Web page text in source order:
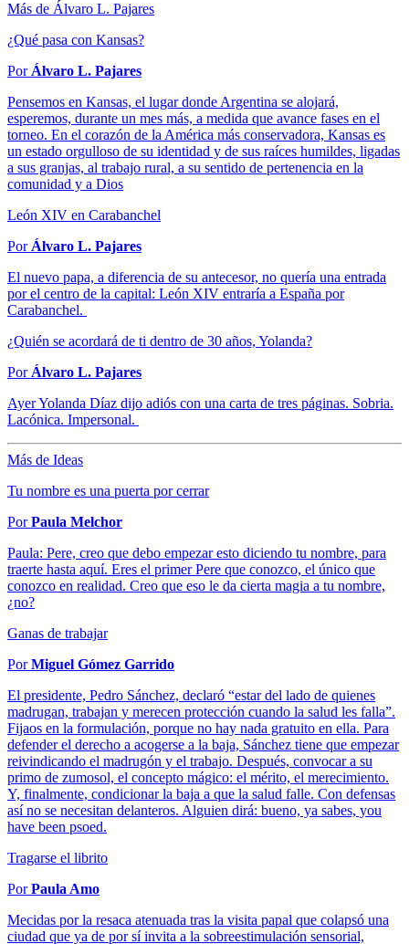
Más de Álvaro L. Pajares
¿Qué pasa con Kansas?
Por Álvaro L. Pajares
Pensemos en Kansas, el lugar donde Argentina se alojará,
esperemos, durante un mes más, a medida que avance fases en el
torneo. En el corazón de la América más conservadora, Kansas es
un estado orgulloso de su identidad y de sus raíces humildes, ligadas
a sus granjas, al trabajo rural, a su sentido de pertenencia en la
comunidad y a Dios
León XIV en Carabanchel
Por Álvaro L. Pajares
El nuevo papa, a diferencia de su antecesor, no quería una entrada
por el centro de la capital: León XIV entraría a España por
Carabanchel.
¿Quién se acordará de ti dentro de 30 años, Yolanda?
Por Álvaro L. Pajares
Ayer Yolanda Díaz dijo adiós con una carta de tres páginas. Sobria.
Lacónica. Impersonal.
Más de Ideas
Tu nombre es una puerta por cerrar
PorPaula Melchor
Paula: Pere, creo que debo empezar esto diciendo tu nombre, para
traerte hasta aquí. Eres el primer Pere que conozco, el único que
conozco en realidad. Creo que eso le da cierta magia a tu nombre,
¿no?
Ganas de trabajar
PorMiguel Gómez Garrido
El presidente, Pedro Sánchez, declaró “estar del lado de quienes
madrugan, trabajan y merecen protección cuando la salud les falla”.
Fijaos en la formulación, porque no hay nada gratuito en ella. Para
defender el derecho a acogerse a la baja, Sánchez tiene que empezar
reivindicando el madrugón y el trabajo. Después, convocar a su
primo de zumosol, el concepto mágico: el mérito, el merecimiento.
Y, finalmente, condicionar la baja a que la salud falle. Con defensas
así no se necesitan delanteros. Alguien dirá: bueno, ya sabes, you
have been psoed.
Tragarse el librito
PorPaula Amo
Mecidas por la resaca atenuada tras la visita papal que colapsó una
ciudad que ya de por sí invita a la sobreestimulación sensorial,